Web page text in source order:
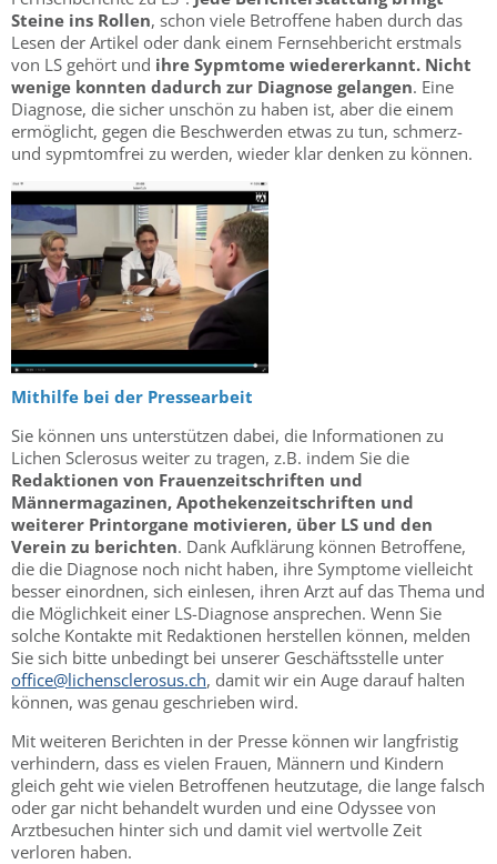
Steine ins Rollen, schon viele Betroffene haben durch das
Lesen der Artikel oder dank einem Fernsehbericht erstmals
von LS gehört und ihre Sypmtome wiedererkannt. Nicht
wenige konnten dadurch zur Diagnose gelangen. Eine
Diagnose, die sicher unschön zu haben ist, aber die einem
ermöglicht, gegen die Beschwerden etwas zu tun, schmerz-
und sypmtomfrei zu werden, wieder klar denken zu können.
Mithilfe bei der Pressearbeit
Sie können uns unterstützen dabei, die Informationen zu
Lichen Sclerosus weiter zu tragen, z.B. indem Sie die
Redaktionen von Frauenzeitschriften und
Männermagazinen, Apothekenzeitschriften und
weiterer Printorgane motivieren, über LS und den
Verein zu berichten. Dank Aufklärung können Betroffene,
die die Diagnose noch nicht haben, ihre Symptome vielleicht
besser einordnen, sich einlesen, ihren Arzt auf das Thema und
die Möglichkeit einer LS-Diagnose ansprechen. Wenn Sie
solche Kontakte mit Redaktionen herstellen können, melden
Sie sich bitte unbedingt bei unserer Geschäftsstelle unter
office@lichensclerosus.ch, damit wir ein Auge darauf halten
können, was genau geschrieben wird.
Mit weiteren Berichten in der Presse können wir langfristig
verhindern, dass es vielen Frauen, Männern und Kindern
gleich geht wie vielen Betroffenen heutzutage, die lange falsch
oder gar nicht behandelt wurden und eine Odyssee von
Arztbesuchen hinter sich und damit viel wertvolle Zeit
verloren haben.